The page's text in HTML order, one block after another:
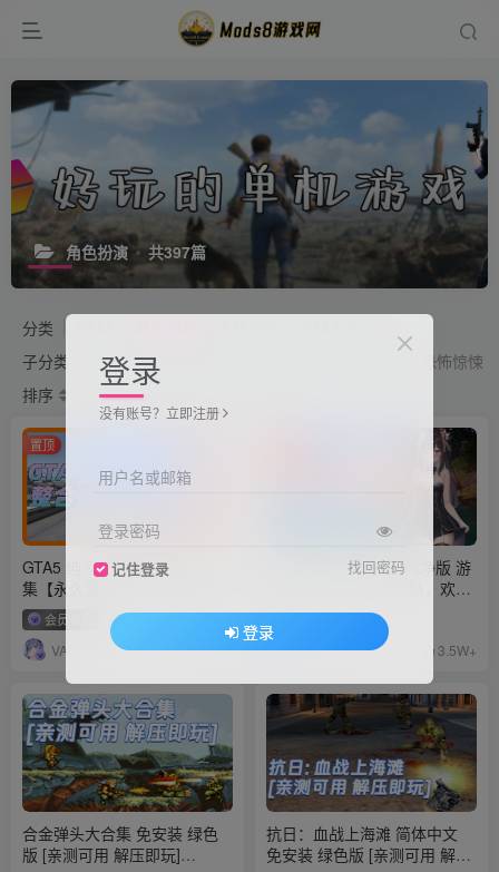
角色扮演 共397篇
分类
子分类
开放世界
恐怖惊悚
排序
更新
置顶
GTA5 纯净版 整合版 游戏 合
集【永久更新贴，欢迎大家收
藏】会员专属
VAC小助手 3.6W+
荒野大镖客：救赎2 纯净版 游
戏 合集 ?【永久更新贴，欢迎
大家收藏】
VAC小助手 3.5W+
合金弹头大合集 免安装 绿色
版 [亲测可用 解压即玩]
抗日：血战上海滩 简体中文
免安装 绿色版 [亲测可用 解压
登录
没有账号？立即注册
用户名或邮箱
登录密码
记住登录 找回密码
登录